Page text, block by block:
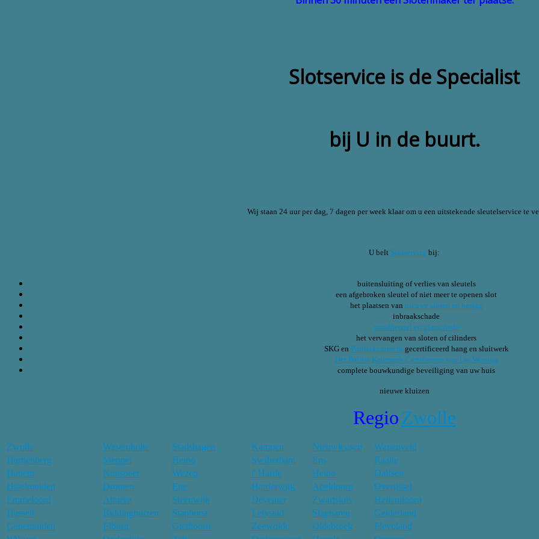
Slotservice is de Specialist
bij U in de buurt.
Wij staan 24 uur per dag, 7 dagen per week klaar om u een uitstekende sleutelservice te
U belt Slotservice bij:
buitensluiting of verlies van sleutels
een afgebroken sleutel of niet meer te openen slot
het plaatsen van nieuwe sloten en beslag
inbraakschade
noodherstel en glasschade
het vervangen van sloten of cilinders
SKG en Politiekeurmerk gecertificeerd hang en sluitwerk
Het Politie Keurmerk Certificeren van Uw Woning
complete bouwkundige beveiliging van uw huis
nieuwe kluizen
RegioZwolle
Zwolle Westenholte Stadshagen Kampen Nieuwleusen
Wapenveld
Hardenberg
Meppel Heino Swifterbant Ens
Raalte
Hattem
Nunspeet Wezep t' Harde Heino
Dalfsen
IJsselmuiden
Dronten Epe Harderwijk Apeldoorn
Overijssel
Emmeloord
Almere Steenwijk Deventer Zwartsluis
Hellendoorn
Hasselt
Biddinghuizen Staphorst Lelystad Slagharen
Gelderland
Genemuiden
Elburg Giethoorn Zeewolde Oldebroek
Flevoland